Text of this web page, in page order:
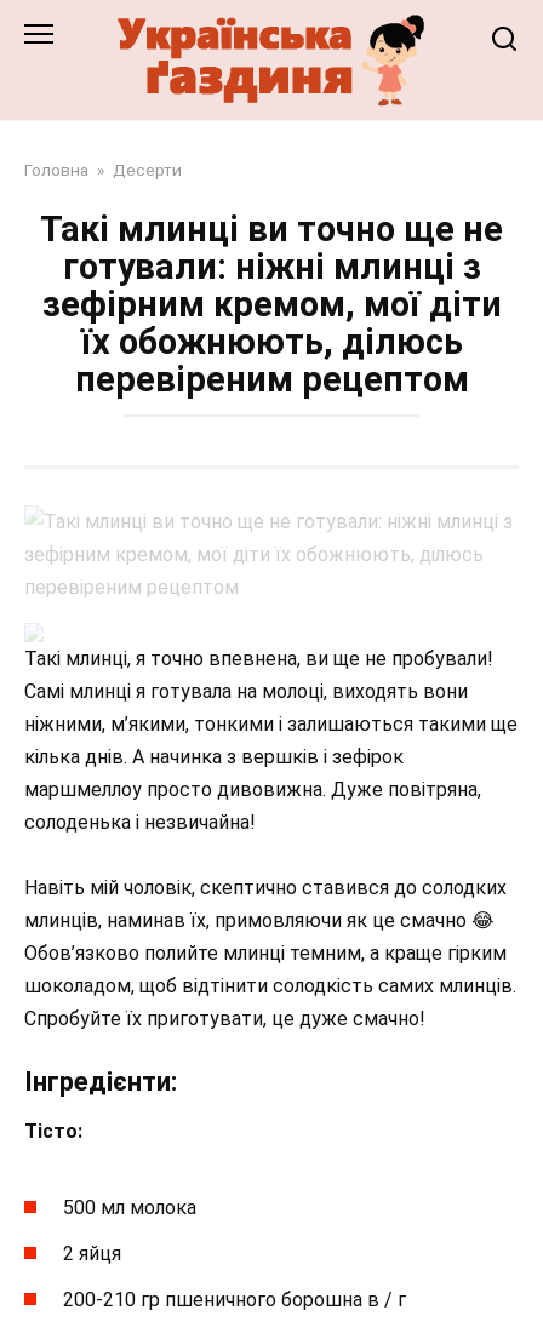
Головна » Десерти
Такі млинці ви точно ще не
готували: ніжні млинці з
зефірним кремом, мої діти
їх обожнюють, ділюсь
перевіреним рецептом
Такі млинці, я точно впевнена, ви ще не пробували!
Самі млинці я готувала на молоці, виходять вони
ніжними, м’якими, тонкими і залишаються такими ще
кілька днів. А начинка з вершків і зефірок
маршмеллоу просто дивовижна. Дуже повітряна,
солоденька і незвичайна!
Навіть мій чоловік, скептично ставився до солодких
млинців, наминав їх, примовляючи як це смачно 😂
Обов’язково полийте млинці темним, а краще гірким
шоколадом, щоб відтінити солодкість самих млинців.
Спробуйте їх приготувати, це дуже смачно!
Інгредієнти:
Тісто:
500 мл молока
2 яйця
200-210 гр пшеничного борошна в / г